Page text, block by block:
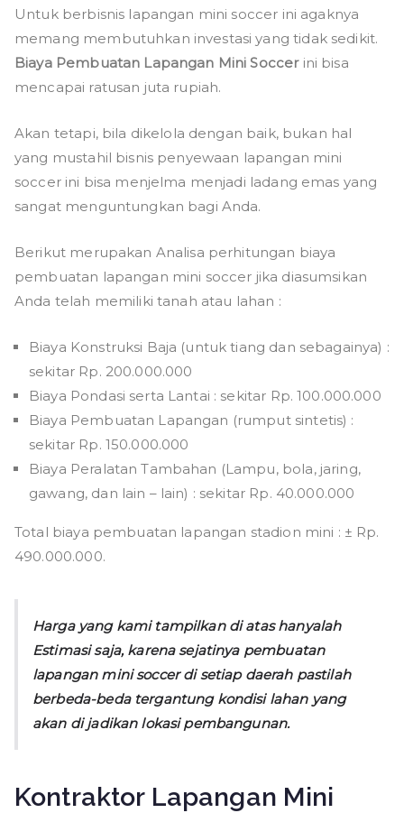
Untuk berbisnis lapangan mini soccer ini agaknya
memang membutuhkan investasi yang tidak sedikit.
Biaya Pembuatan Lapangan Mini Soccer ini bisa
mencapai ratusan juta rupiah.
Akan tetapi, bila dikelola dengan baik, bukan hal
yang mustahil bisnis penyewaan lapangan mini
soccer ini bisa menjelma menjadi ladang emas yang
sangat menguntungkan bagi Anda.
Berikut merupakan Analisa perhitungan biaya
pembuatan lapangan mini soccer jika diasumsikan
Anda telah memiliki tanah atau lahan :
Biaya Konstruksi Baja (untuk tiang dan sebagainya) :
sekitar Rp. 200.000.000
Biaya Pondasi serta Lantai : sekitar Rp. 100.000.000
Biaya Pembuatan Lapangan (rumput sintetis) :
sekitar Rp. 150.000.000
Biaya Peralatan Tambahan (Lampu, bola, jaring,
gawang, dan lain – lain) : sekitar Rp. 40.000.000
Total biaya pembuatan lapangan stadion mini : ± Rp.
490.000.000.
Harga yang kami tampilkan di atas hanyalah
Estimasi saja, karena sejatinya pembuatan
lapangan mini soccer di setiap daerah pastilah
berbeda-beda tergantung kondisi lahan yang
akan di jadikan lokasi pembangunan.
Kontraktor Lapangan Mini